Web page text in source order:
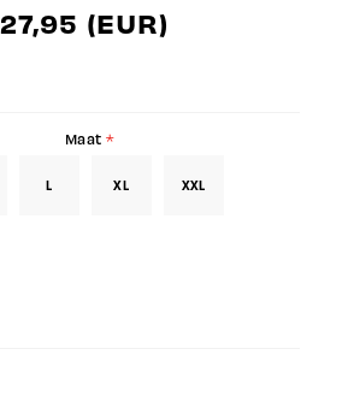
27,95 (EUR)
Maat *
L XL XXL